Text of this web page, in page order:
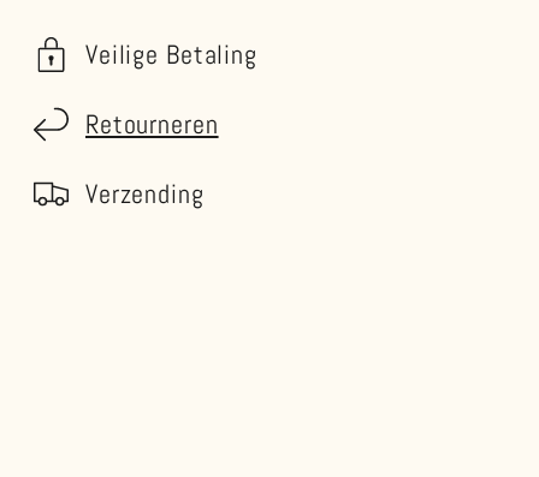
Veilige Betaling
Retourneren
Verzending